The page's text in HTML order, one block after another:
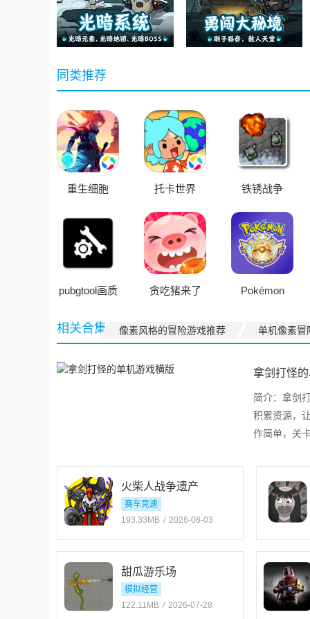
同类推荐
重生细胞 托卡世界 铁锈战争
pubgtool画质 贪吃猪来了 Pokémon
相关合集 单机像素冒
像素风格的冒险游戏推荐
拿剑打怪
简介： 拿剑
积累资源，
作简单，关
火柴人战争遗产
赛车竞速
193.33MB / 2026-08-03
甜瓜游乐场
模拟经营
122.11MB / 2026-07-28